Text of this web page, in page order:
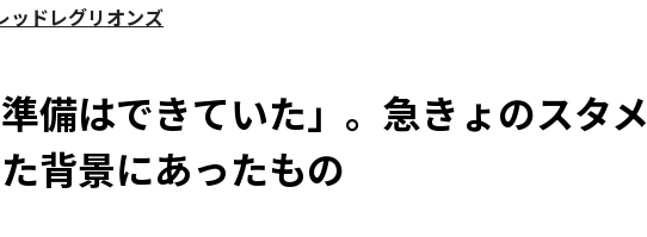
ッドレグリオンズ
備はできていた」。急きょのスタメ
背景にあったもの